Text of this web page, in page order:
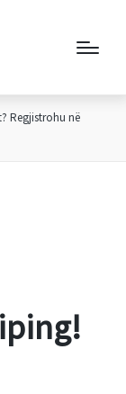
Regjistrohu në